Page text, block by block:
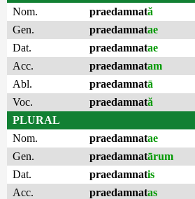
Nom.
praedamnată
Gen.
praedamnatae
Dat.
praedamnatae
Acc.
praedamnatam
Abl.
praedamnatā
Voc.
praedamnată
PLURAL
Nom.
praedamnatae
Gen.
praedamnatārum
Dat.
praedamnatis
Acc.
praedamnatas